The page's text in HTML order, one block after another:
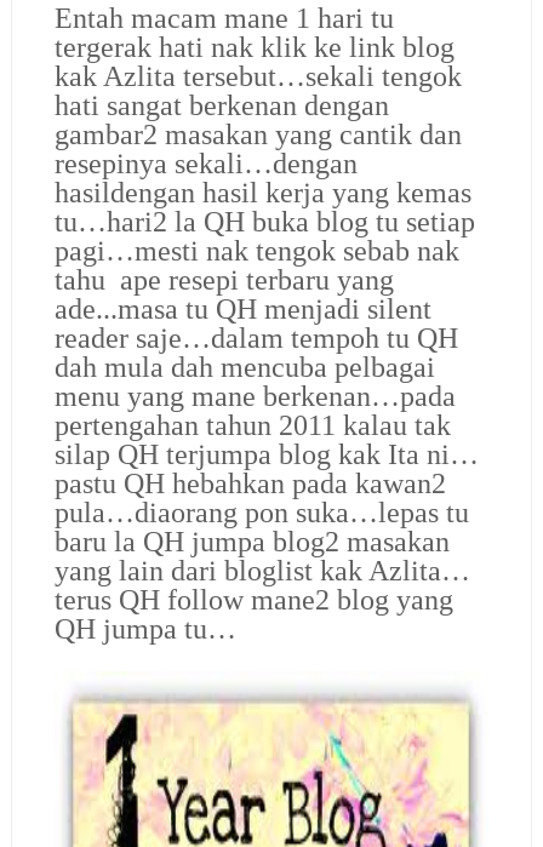
Entah macam mane 1 hari tu
tergerak hati nak klik ke link blog
kak Azlita tersebut…sekali tengok
hati sangat berkenan dengan
gambar2 masakan yang cantik dan
resepinya sekali…dengan
hasildengan hasil kerja yang kemas
tu…hari2 la QH buka blog tu setiap
pagi…mesti nak tengok sebab nak
tahu ape resepi terbaru yang
ade...masa tu QH menjadi silent
reader saje…dalam tempoh tu QH
dah mula dah mencuba pelbagai
menu yang mane berkenan…pada
pertengahan tahun 2011 kalau tak
silap QH terjumpa blog kak Ita ni…
pastu QH hebahkan pada kawan2
pula…diaorang pon suka…lepas tu
baru la QH jumpa blog2 masakan
yang lain dari bloglist kak Azlita…
terus QH follow mane2 blog yang
QH jumpa tu…